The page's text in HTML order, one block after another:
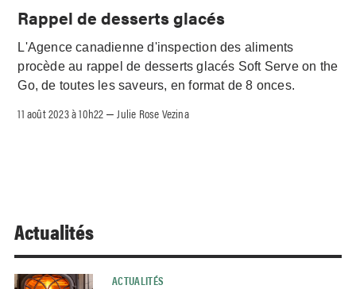
Rappel de desserts glacés
L'Agence canadienne d'inspection des aliments
procède au rappel de desserts glacés Soft Serve on the
Go, de toutes les saveurs, en format de 8 onces.
11 août 2023 à 10h22 – Julie Rose Vezina
Actualités
ACTUALITÉS